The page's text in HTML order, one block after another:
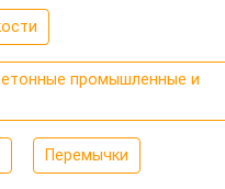
промышленные и
Перемычки